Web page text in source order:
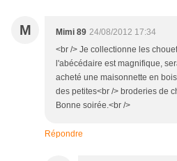
M Mimi 89 24/08/2012 17:34
<br /> Je collectionne les
l'abécédaire est magnifique,
acheté une maisonnette en
des petites<br /> broderies de
Bonne soirée.<br />
Répondre